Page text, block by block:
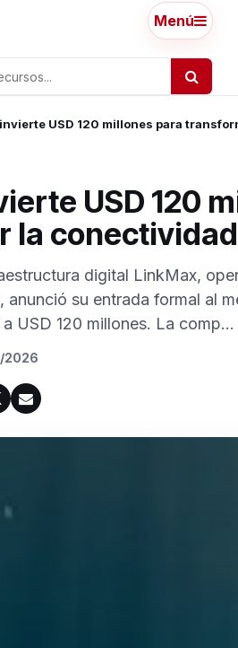
Menú
USD 120 millones para
USD 120
la
digital LinkMax,
anunció su entrada formal al
USD 120 millones. La comp...
2026